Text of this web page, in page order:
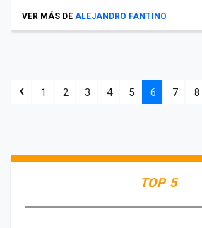
VER MÁS DE ALEJANDRO FANTINO
‹ 1 2 3 4 5 6 7 8
TOP 5